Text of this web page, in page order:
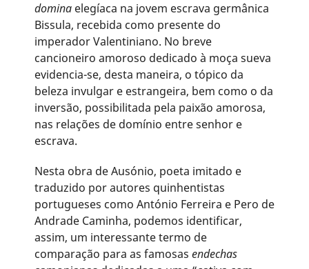
domina elegíaca na jovem escrava germânica
Bissula, recebida como presente do
imperador Valentiniano. No breve
cancioneiro amoroso dedicado à moça sueva
evidencia-se, desta maneira, o tópico da
beleza invulgar e estrangeira, bem como o da
inversão, possibilitada pela paixão amorosa,
nas relações de domínio entre senhor e
escrava.
Nesta obra de Ausónio, poeta imitado e
traduzido por autores quinhentistas
portugueses como António Ferreira e Pero de
Andrade Caminha, podemos identificar,
assim, um interessante termo de
comparação para as famosas endechas